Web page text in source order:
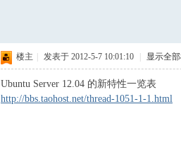
楼主 发表于 2012-5-7 10:01:10 显示全
Ubuntu Server 12.04 的新特性一览表
http://bbs.taohost.net/thread-1051-1-1.html